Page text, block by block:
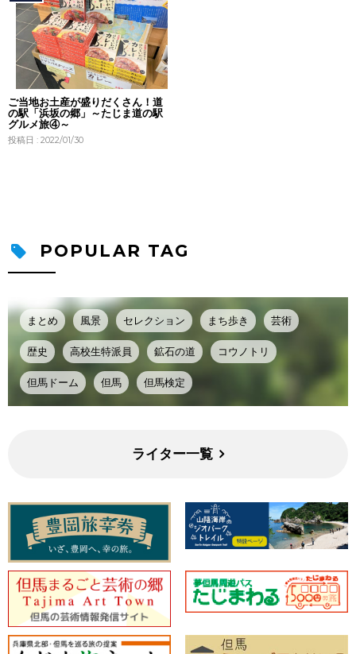
ご当地お土産が盛りだくさん！道
の駅「浜坂の郷」～たじま道の駅
グルメ旅④～
投稿日 : 2022/01/30
POPULAR TAG
まとめ 風景 セレクション まち歩き 芸術
歴史 高校生特派員 鉱石の道 コウノトリ
但馬ドーム 但馬 但馬検定
ライター一覧